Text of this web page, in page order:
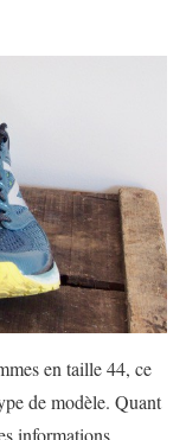
en taille 44, ce
de modèle. Quant
informations